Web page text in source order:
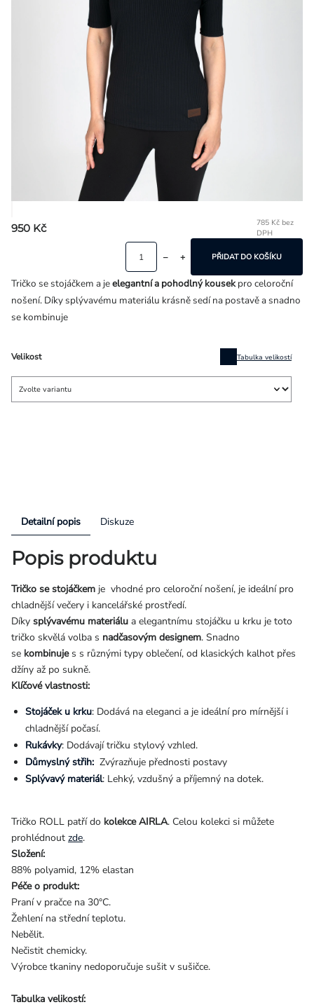
950 Kč
785 Kč bez
DPH
Velikost Tabulka velikostí
PŘIDAT DO KOŠÍKU
Tričko se stojáčkem a jeelegantní a pohodlný kousekpro celoroční
nošení. Díky splývavému materiálu krásně sedí na postavě a snadno
se kombinuje
Detailní popis Diskuze
Popis produktu
Tričko se stojáčkem je vhodné pro celoroční nošení, je ideální pro
chladnější večery i kancelářské prostředí.
Díky splývavému materiálu a elegantnímu stojáčku u krku je toto
tričko skvělá volba s nadčasovým designem. Snadno
se kombinuje s s různými typy oblečení, od klasických kalhot přes
džíny až po sukně.
Klíčové vlastnosti:
Stojáček u krku: Dodává na eleganci a je ideální pro mírnější i
chladnější počasí.
Rukávky: Dodávají tričku stylový vzhled.
Důmyslný střih: Zvýrazňuje přednosti postavy
Splývavý materiál: Lehký, vzdušný a příjemný na dotek.
Tričko ROLL patří do kolekce AIRLA. Celou kolekci si můžete
prohlédnout zde.
Složení:
88% polyamid, 12% elastan
Péče o produkt:
Praní v pračce na 30°C.
Žehlení na střední teplotu.
Nebělit.
Nečistit chemicky.
Výrobce tkaniny nedoporučuje sušit v sušičce.
Tabulka velikostí: